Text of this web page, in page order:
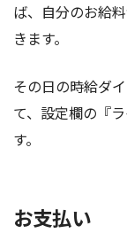
ば、自分のお給
きます。
その日の時給ダ
て、設定欄の『
す。
お支払い